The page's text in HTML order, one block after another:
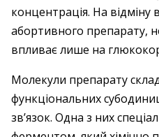
концентрація. На відміну
абортивного препарату,
впливає лише на
Молекули препарату
функціональних
зв’язок. Одна з них